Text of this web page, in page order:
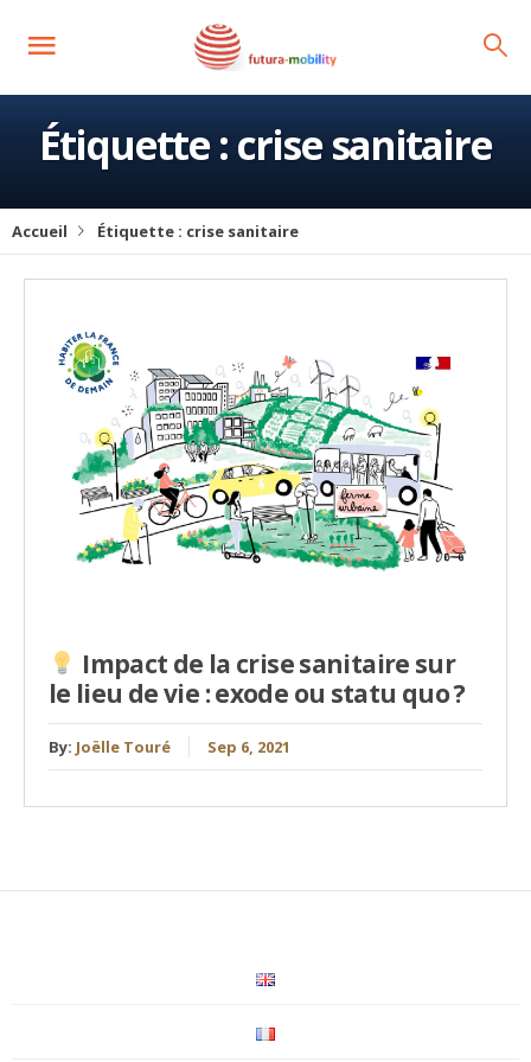
Étiquette :crise sanitaire
Accueil Étiquette : crise sanitaire
Impact de la crise sanitaire sur
le lieu de vie : exode ou statu quo ?
By: Joëlle Touré Sep 6, 2021